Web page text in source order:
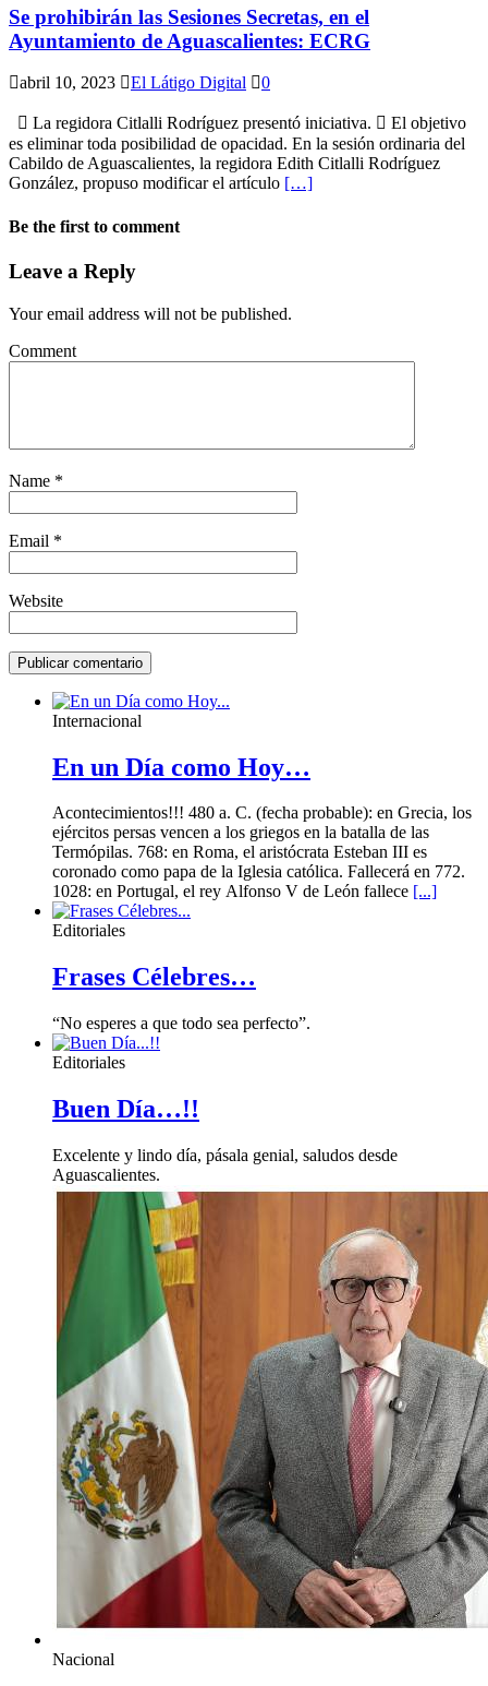
Se prohibirán las Sesiones Secretas, en el
Ayuntamiento de Aguascalientes: ECRG
abril 10, 2023 El Látigo Digital 0
 La regidora Citlalli Rodríguez presentó iniciativa.  El objetivo
es eliminar toda posibilidad de opacidad. En la sesión ordinaria del
Cabildo de Aguascalientes, la regidora Edith Citlalli Rodríguez
González, propuso modificar el artículo […]
Be the first to comment
Leave a Reply
Your email address will not be published.
Comment
Name *
Email *
Website
Internacional
En un Día como Hoy…
Acontecimientos!!! 480 a. C. (fecha probable): en Grecia, los
ejércitos persas vencen a los griegos en la batalla de las
Termópilas. 768: en Roma, el aristócrata Esteban III es
coronado como papa de la Iglesia católica. Fallecerá en 772.
1028: en Portugal, el rey Alfonso V de León fallece [...]
Editoriales
Frases Célebres…
“No esperes a que todo sea perfecto”.
Editoriales
Buen Día…!!
Excelente y lindo día, pásala genial, saludos desde
Aguascalientes.
Nacional